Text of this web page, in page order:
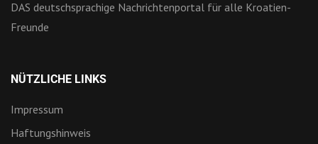
DAS deutschsprachige Nachrichtenportal für alle Kroatien-
Freunde
NÜTZLICHE LINKS
Impressum
Haftungshinweis